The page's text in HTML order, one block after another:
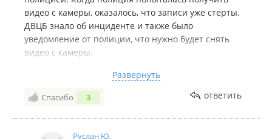
видео с камеры, оказалось, что записи уже стерты.
ДВЦБ знало об инциденте и также было
уведомление от полиции, что нужно будет снять
видео с камеры.
записи и защите своих клиентов.
Нужна или нет вам подобная защита вас и ваших
близких, решайте сами.
Развернуть
Спасибо 3 ответить
Руслан Ю.